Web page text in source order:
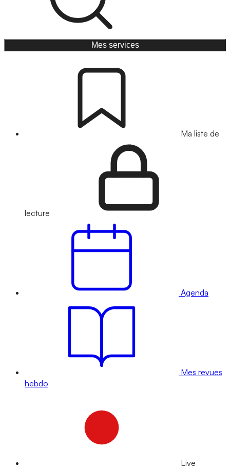
Mes services
Ma liste de
lecture
Agenda
Mes revues
hebdo
Live